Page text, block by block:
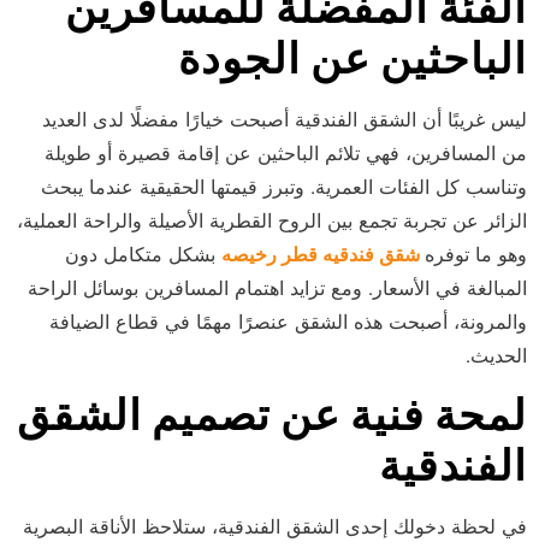
الباحثين عن الجودة
ليس غريبًا أن الشقق الفندقية أصبحت خيارًا مفضلًا لدى العديد
من المسافرين، فهي تلائم الباحثين عن إقامة قصيرة أو طويلة
وتناسب كل الفئات العمرية. وتبرز قيمتها الحقيقية عندما يبحث
الزائر عن تجربة تجمع بين الروح القطرية الأصيلة والراحة العملية،
وهو ما توفره شقق فندقيه قطر رخيصه بشكل متكامل دون
المبالغة في الأسعار. ومع تزايد اهتمام المسافرين بوسائل الراحة
والمرونة، أصبحت هذه الشقق عنصرًا مهمًا في قطاع الضيافة
الحديث.
لمحة فنية عن تصميم الشقق
الفندقية
في لحظة دخولك إحدى الشقق الفندقية، ستلاحظ الأناقة البصرية